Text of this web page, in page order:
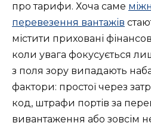
про тарифи. Хоча саме
перевезення вантажів
містити приховані
коли увага фокусується
з поля зору випадають
фактори: простої через
код, штрафи портів за
вивантаження або зовсім